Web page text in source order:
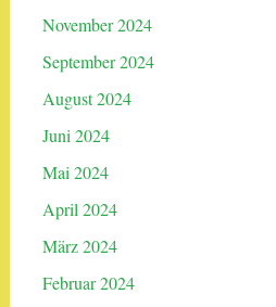
November 2024
September 2024
August 2024
Juni 2024
Mai 2024
April 2024
März 2024
Februar 2024